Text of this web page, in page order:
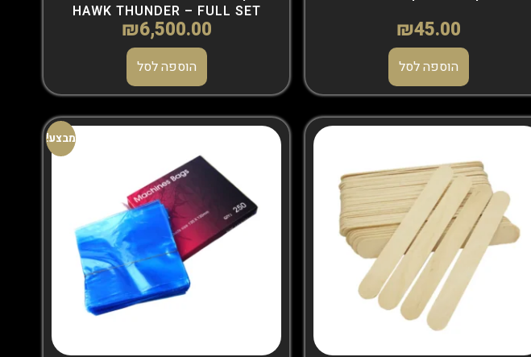
₪45.00
הוספה לסל
HAWK THUNDER – FULL SET
₪6,500.00
הוספה לסל
מבצע!